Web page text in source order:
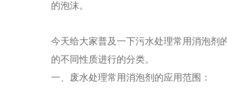
的泡沫。
今天给大家普及一下污水处理常用消泡剂
的不同性质进行的分类。
一、废水处理常用消泡剂的应用范围：